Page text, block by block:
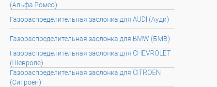
(Альфа Ромео)
Газораспределительная заслонка для AUDI (Ауди)
Газораспределительная заслонка для BMW (БМВ)
Газораспределительная заслонка для CHEVROLET
(Шевроле)
Газораспределительная заслонка для CITROEN
(Ситроен)